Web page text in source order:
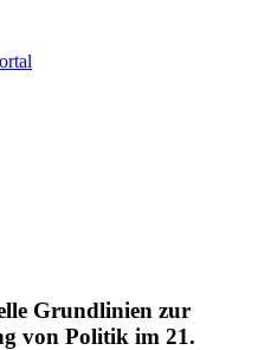
Grundlinien zur
von Politik im 21.